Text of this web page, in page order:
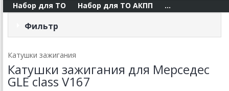
Набор для ТО Набор для ТО АКПП ...
Фильтр
Катушки зажигания
Катушки зажигания для Мерседес
GLE class V167